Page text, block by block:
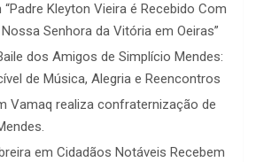
“Padre Kleyton Vieira é Recebido Com
Senhora da Vitória em Oeiras”
dos Amigos de Simplício Mendes:
de Música, Alegria e Reencontros
Vamaq realiza confraternização de
em Cidadãos Notáveis Recebem